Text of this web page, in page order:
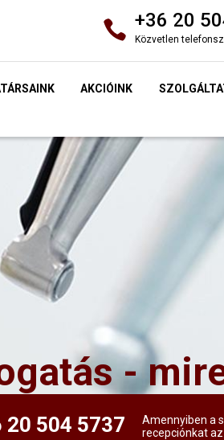
+36 20
Közvetlen
AKCIÓINK
-
20 504 5737
Amennyiben a
recepciónkat